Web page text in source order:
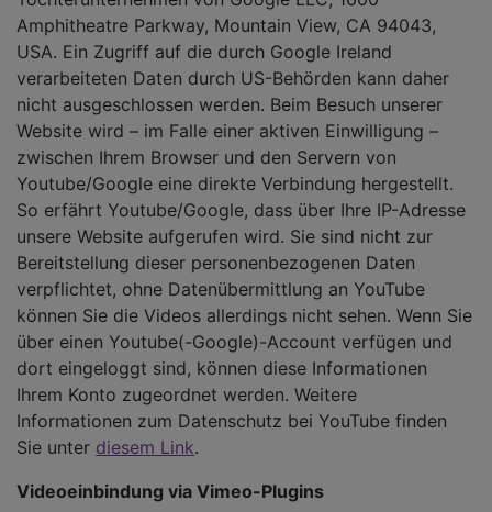
Amphitheatre Parkway, Mountain View, CA 94043,
USA. Ein Zugriff auf die durch Google Ireland
verarbeiteten Daten durch US-Behörden kann daher
nicht ausgeschlossen werden. Beim Besuch unserer
Website wird – im Falle einer aktiven Einwilligung –
zwischen Ihrem Browser und den Servern von
Youtube/Google eine direkte Verbindung hergestellt.
So erfährt Youtube/Google, dass über Ihre IP-Adresse
unsere Website aufgerufen wird. Sie sind nicht zur
Bereitstellung dieser personenbezogenen Daten
verpflichtet, ohne Datenübermittlung an YouTube
können Sie die Videos allerdings nicht sehen. Wenn Sie
über einen Youtube(-Google)-Account verfügen und
dort eingeloggt sind, können diese Informationen
Ihrem Konto zugeordnet werden. Weitere
Informationen zum Datenschutz bei YouTube finden
Sie unter diesem Link.
Videoeinbindung via Vimeo-Plugins